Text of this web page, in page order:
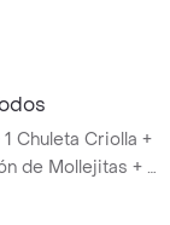
Chuleta Criolla +
de Mollejitas + 1
1 Porción de